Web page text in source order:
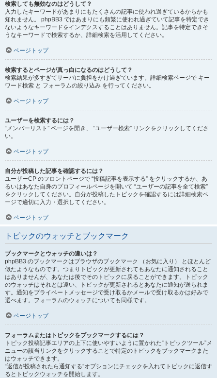
検索しても無効なのはどうして？
入力したキーワードがあまりにもたくさんの記事に使われ過ぎているからかも
知れません。 phpBB3 ではあまりにも頻繁に使われ過ぎていて記事を特定でき
ないようなキーワードをインデクスすることはありません。記事を特定できそ
うなキーワードで検索するか、詳細検索を活用してください。
ページトップ
検索するとページが真っ白になるのはどうして？
検索結果が多すぎてサーバに負担をかけ過ぎています。詳細検索ページで キー
ワード検索 と フォーラムの絞り込み を行ってください。
ページトップ
ユーザーを検索するには？
“メンバーリスト” ページを開き、 “ユーザー検索” リンクをクリックしてくださ
い。
ページトップ
自分が投稿した記事を確認するには？
ユーザーCP のフロントページで “投稿記事を表示する” をクリックするか、あ
るいはあなた自身のプロフィールページを開いて “ユーザーの記事を全て検索”
をクリックしてください。自分が投稿したトピックを確認するには詳細検索ペ
ージで適切に入力・選択してください。
ページトップ
トピックのウォッチとブックマーク
ブックマークとウォッチの違いは？
phpBB3 のブックマークはブラウザのブックマーク （お気に入り） とほとんど
似たようなものです。つまりトピックが更新されてもあなたに通知されること
はありませんが、あなたは後でそのトピックに戻ることができます。トピック
のウォッチはそれとは違い、トピックが更新されるとあなたに通知が送られま
す。通知をプライベートメッセージで受け取るかメールで受け取るかは好みで
選べます。フォーラムのウォッチについても同様です。
ページトップ
フォーラムまたはトピックをブックマークするには？
トピック投稿記事エリアの上下に使いやすいように置かれた“トピックツール”メ
ニューの該当リンクをクリックすることで特定のトピックをブックマークまた
はウォッチできます。
“返信が投稿されたら通知する”オプションにチェックを入れてトピックに返信す
るとトピックウォッチを開始します。